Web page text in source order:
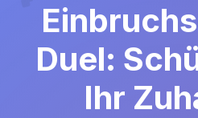
Duel:
Ihr